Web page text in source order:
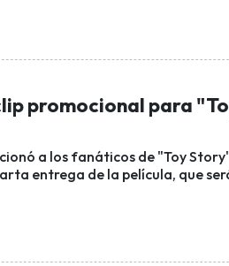
promocional para
a los fanáticos de "Toy
entrega de la película, que